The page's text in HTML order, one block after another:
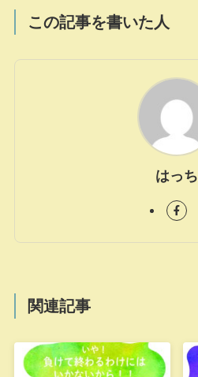
この記事を書いた人
はっち
関連記事